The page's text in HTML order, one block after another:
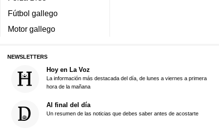
Fútbol gallego
Motor gallego
NEWSLETTERS
Hoy en La Voz
La información más destacada del día, de lunes a viernes a primera
hora de la mañana
Al final del día
Un resumen de las noticias que debes saber antes de acostarte